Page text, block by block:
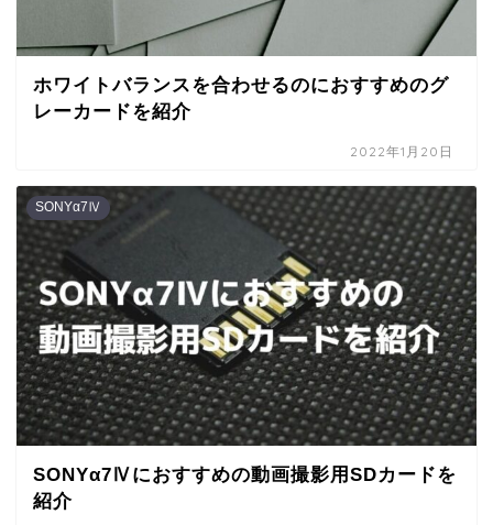
ホワイトバランスを合わせるのにおすすめのグ
レーカードを紹介
2022年1月20日
SONYα7Ⅳ
SONYα7Ⅳにおすすめの動画撮影用SDカードを
紹介